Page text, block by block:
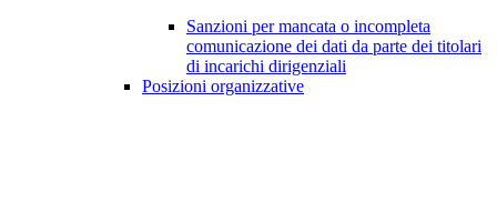
Sanzioni per mancata o incompleta
comunicazione dei dati da parte dei titolari
di incarichi dirigenziali
Posizioni organizzative